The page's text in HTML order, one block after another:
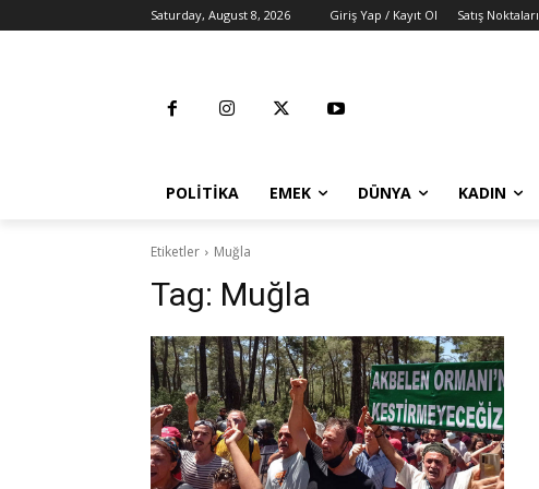
Saturday, August 8, 2026 Giriş Yap / Kayıt Ol Satış Noktaları
POLITIKA EMEK DÜNYA KADIN
Etiketler Muğla
Tag: Muğla